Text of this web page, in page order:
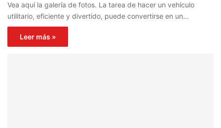
Vea aquí la galería de fotos. La tarea de hacer un vehículo
utilitario, eficiente y divertido, puede convertirse en un…
Leer más »